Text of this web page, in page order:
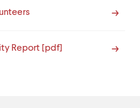
Report [pdf]